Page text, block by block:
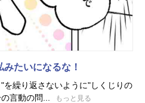
たいになるな！
繰り返さないように"しくじりの
言動の問...
もっと見る